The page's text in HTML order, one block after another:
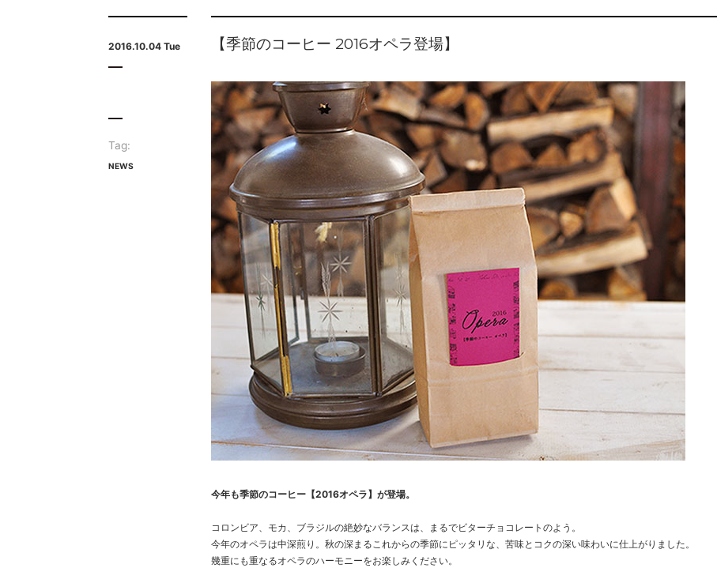
2016.10.04 Tue
Tag:
NEWS
【季節のコーヒー 2016オペラ登場】
今年も季節のコーヒー【2016オペラ】が登場。
コロンビア、モカ、ブラジルの絶妙なバランスは、まるでビターチョコレートのよう。
今年のオペラは中深煎り。秋の深まるこれからの季節にピッタリな、苦味とコクの深い味わいに仕上がりました。
幾重にも重なるオペラのハーモニーをお楽しみください。